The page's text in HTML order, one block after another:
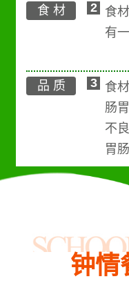
食 材 2
食
有
品 质 3
食
肠
不
胃
钟情